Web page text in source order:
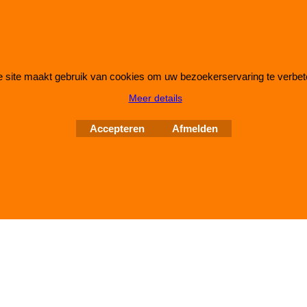
software.
site maakt gebruik van cookies om uw bezoekerservaring te
Meer details
Accepteren Afmelden